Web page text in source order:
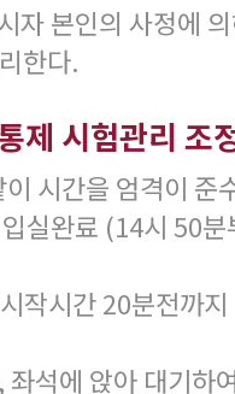
자 본인의 사정에
한다.
제 시험관리 조
시간을 엄격이 준
실완료 (14시 50
작시간 20분전까
석에 앉아 대기하